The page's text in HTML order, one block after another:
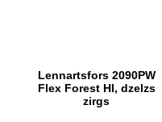
Lennartsfors 2090PW
Flex Forest HI, dzelzs
zirgs